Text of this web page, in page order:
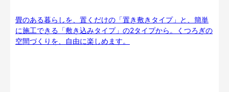
畳のある暮らしを、置くだけの「置き敷きタイプ」と、簡単
に施工できる「敷き込みタイプ」の2タイプから。くつろぎの
空間づくりを、自由に楽しめます。